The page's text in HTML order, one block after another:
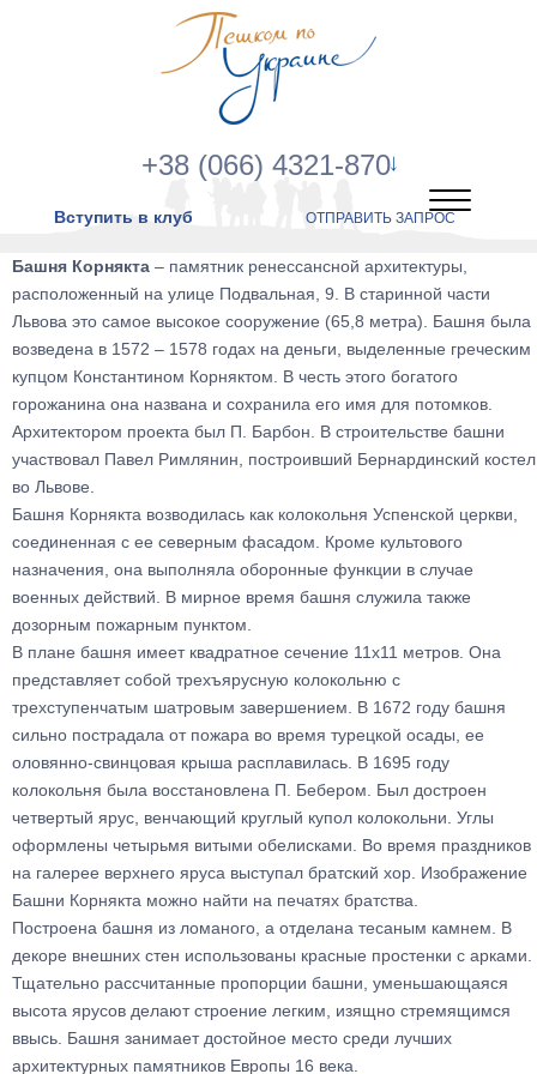
+38 (066) 4321-870
Вступить в клуб ОТПРАВИТЬ ЗАПРОС
Башня Корнякта – памятник ренессансной архитектуры,
расположенный на улице Подвальная, 9. В старинной части
Львова это самое высокое сооружение (65,8 метра). Башня была
возведена в 1572 – 1578 годах на деньги, выделенные греческим
купцом Константином Корняктом. В честь этого богатого
горожанина она названа и сохранила его имя для потомков.
Архитектором проекта был П. Барбон. В строительстве башни
участвовал Павел Римлянин, построивший Бернардинский костел
во Львове.
Башня Корнякта возводилась как колокольня Успенской церкви,
соединенная с ее северным фасадом. Кроме культового
назначения, она выполняла оборонные функции в случае
военных действий. В мирное время башня служила также
дозорным пожарным пунктом.
В плане башня имеет квадратное сечение 11х11 метров. Она
представляет собой трехъярусную колокольню с
трехступенчатым шатровым завершением. В 1672 году башня
сильно пострадала от пожара во время турецкой осады, ее
оловянно-свинцовая крыша расплавилась. В 1695 году
колокольня была восстановлена П. Бебером. Был достроен
четвертый ярус, венчающий круглый купол колокольни. Углы
оформлены четырьмя витыми обелисками. Во время праздников
на галерее верхнего яруса выступал братский хор. Изображение
Башни Корнякта можно найти на печатях братства.
Построена башня из ломаного, а отделана тесаным камнем. В
декоре внешних стен использованы красные простенки с арками.
Тщательно рассчитанные пропорции башни, уменьшающаяся
высота ярусов делают строение легким, изящно стремящимся
ввысь. Башня занимает достойное место среди лучших
архитектурных памятников Европы 16 века.